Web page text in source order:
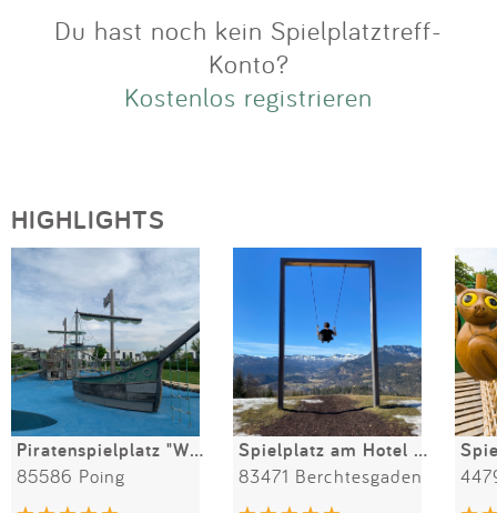
Du hast noch kein Spielplatztreff-
Konto?
Kostenlos registrieren
HIGHLIGHTS
Piratenspielplatz "Wilde 13"
85586 Poing
Spielplatz am Hotel Kempinski
83471 Berchtesgaden